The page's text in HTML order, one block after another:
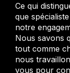
Ce qui
que
notre
Nous savons
tout comme
nous
vous pour